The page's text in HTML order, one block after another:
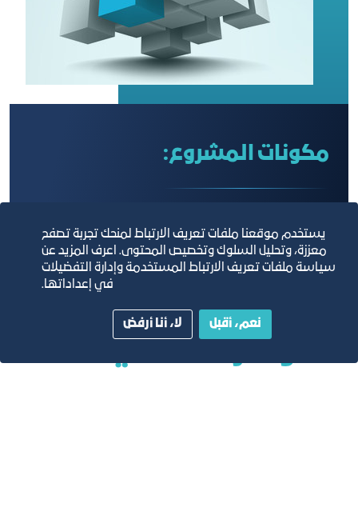
مكونات المشروع:
المؤشرات المالية:
يستخدم موقعنا ملفات تعريف الارتباط لمنحك تجربة تصفح
معززة، وتحليل السلوك وتخصيص المحتوى. اعرف المزيد عن
سياسة ملفات تعريف الارتباط المستخدمة وإدارة التفضيلات
في إعداداتها.
نعم، أقبل لا، أنا أرفض